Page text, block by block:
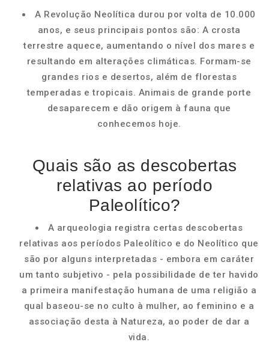
A Revolução Neolítica durou por volta de 10.000
anos, e seus principais pontos são: A crosta
terrestre aquece, aumentando o nível dos mares e
resultando em alterações climáticas. Formam-se
grandes rios e desertos, além de florestas
temperadas e tropicais. Animais de grande porte
desaparecem e dão origem à fauna que
conhecemos hoje.
Quais são as descobertas
relativas ao período
Paleolítico?
A arqueologia registra certas descobertas
relativas aos períodos Paleolítico e do Neolítico que
são por alguns interpretadas - embora em caráter
um tanto subjetivo - pela possibilidade de ter havido
a primeira manifestação humana de uma religião a
qual baseou-se no culto à mulher, ao feminino e a
associação desta à Natureza, ao poder de dar a
vida.